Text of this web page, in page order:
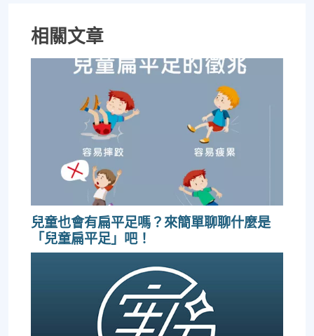
相關文章
兒童也會有扁平足嗎？來簡單聊聊什麼是
「兒童扁平足」吧！